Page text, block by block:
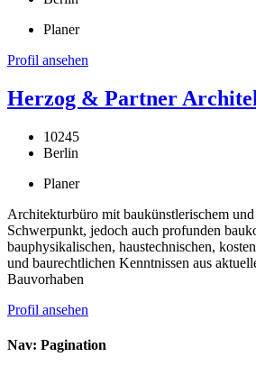
Planer
Profil ansehen
Herzog & Partner
10245
Berlin
Planer
Architekturbüro mit baukünstlerischem
Schwerpunkt, jedoch auch profunden
bauphysikalischen, haustechnischen,
und baurechtlichen Kenntnissen aus
Bauvorhaben
Profil ansehen
Nav: Pagination